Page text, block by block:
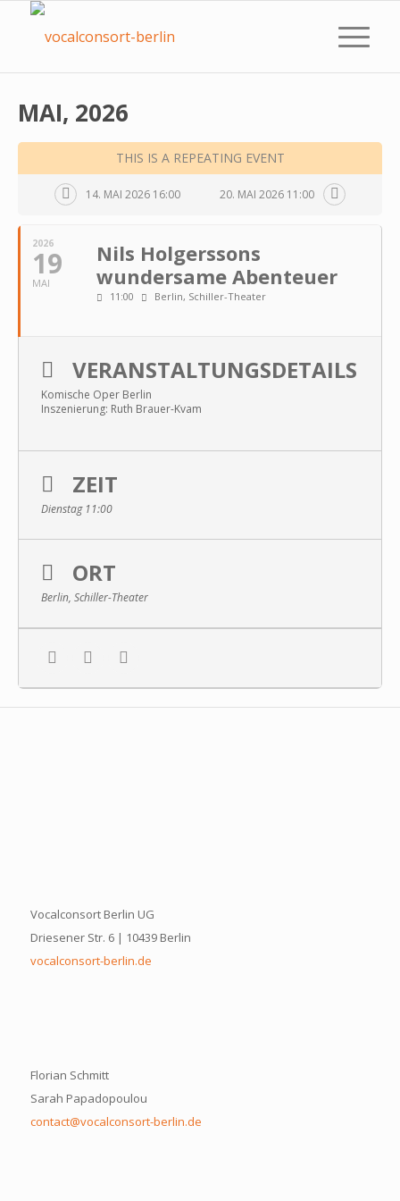
MAI, 2026
THIS IS A REPEATING EVENT
14. MAI 2026 16:00 20. MAI 2026 11:00
2026
19
MAI
Nils Holgerssons
wundersame Abenteuer
11:00 Berlin, Schiller-Theater
VERANSTALTUNGSDETAILS
Komische Oper Berlin
Inszenierung: Ruth Brauer-Kvam
ZEIT
Dienstag 11:00
ORT
Berlin, Schiller-Theater
Vocalconsort Berlin UG
Driesener Str. 6 | 10439 Berlin
vocalconsort-berlin.de
Florian Schmitt
Sarah Papadopoulou
contact@vocalconsort-berlin.de